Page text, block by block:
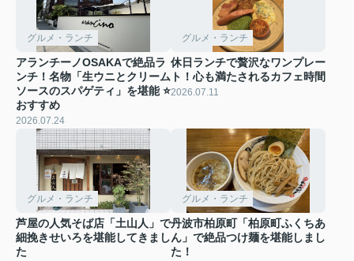
グルメ・ランチ
アランチーノOSAKAで絶品ラ
ンチ！名物「生ウニとクリーム
ソースのスパゲティ」を堪能 ⭐
おすすめ
2026.07.24
グルメ・ランチ
休日ランチで贅沢なワンプレー
ト！心も満たされるカフェ時間
2026.07.11
グルメ・ランチ
芦屋の人気そば店「土山人」で
細挽きせいろを堪能してきまし
た
グルメ・ランチ
丹波市柏原町「柏原町ふくちあ
ん」で絶品つけ麺を堪能しまし
た！